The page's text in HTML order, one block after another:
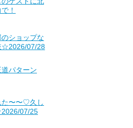
！
ショップな
☆2026/07/28
パターン
た〜〜♡久し
07/25